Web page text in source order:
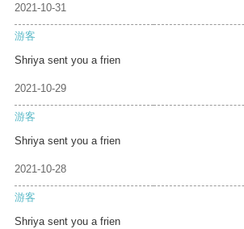
2021-10-31
游客
Shriya sent you a frien
2021-10-29
游客
Shriya sent you a frien
2021-10-28
游客
Shriya sent you a frien